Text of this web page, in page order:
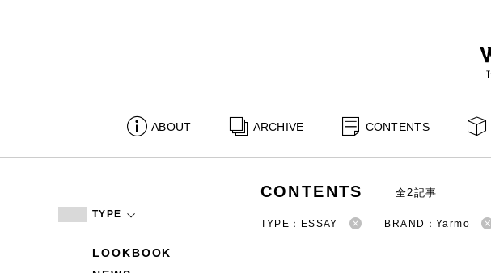
ABOUT ARCHIVE CONTENTS
TYPE
LOOKBOOK
CONTENTS 全2記事
TYPE：ESSAY BRAND：Yarmo